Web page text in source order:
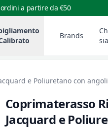
a partire da €50
Brands
e Poliuretano con angoli
Coprimaterasso
Jacquard e